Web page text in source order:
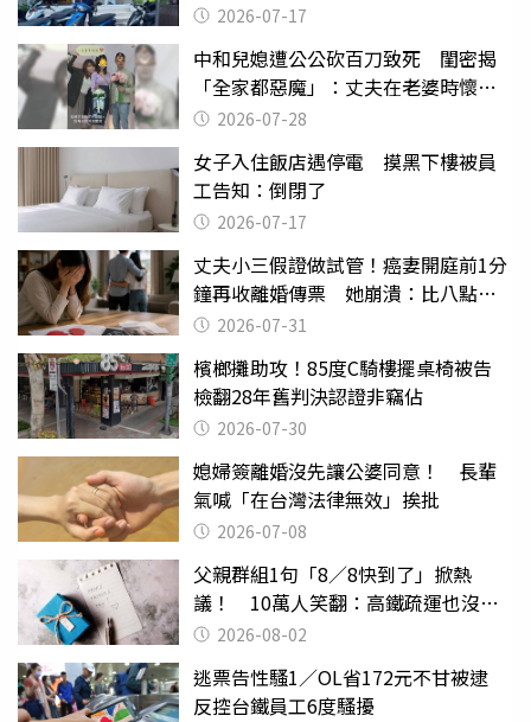
2026-07-17
中和兒媳遭公公砍百刀致死 閨密揭
「全家都惡魔」：丈夫在老婆時懷孕
摔東西
2026-07-28
女子入住飯店遇停電 摸黑下樓被員
工告知：倒閉了
2026-07-17
丈夫小三假證做試管！癌妻開庭前1分
鐘再收離婚傳票 她崩潰：比八點檔
還扯2026-07-31
檳榔攤助攻！85度C騎樓擺桌椅被告
檢翻28年舊判決認證非竊佔
2026-07-30
媳婦簽離婚沒先讓公婆同意！ 長輩
氣喊「在台灣法律無效」挨批
2026-07-08
父親群組1句「8／8快到了」掀熱
議！ 10萬人笑翻：高鐵疏運也沒列
父親節
2026-08-02
逃票告性騷1／OL省172元不甘被逮
反控台鐵員工6度騷擾